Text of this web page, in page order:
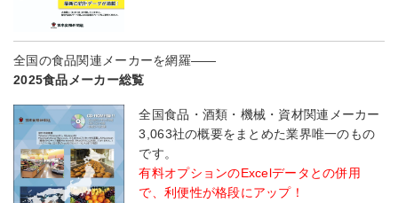
全国の食品関連メーカーを網羅――
2025食品メーカー総覧
全国食品・酒類・機械・資材関連メーカー
3,063社の概要をまとめた業界唯一のもの
です。
有料オプションのExcelデータとの併用
で、利便性が格段にアップ！